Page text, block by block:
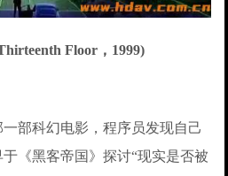
Floor，1999)
部科幻电影，程序员发现自己
《黑客帝国》探讨“现实是否被